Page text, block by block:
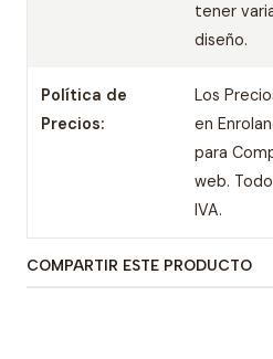
tener
diseño.
Política de
Precios:
Los
en
para
web.
IVA.
COMPARTIR ESTE PRODUCTO